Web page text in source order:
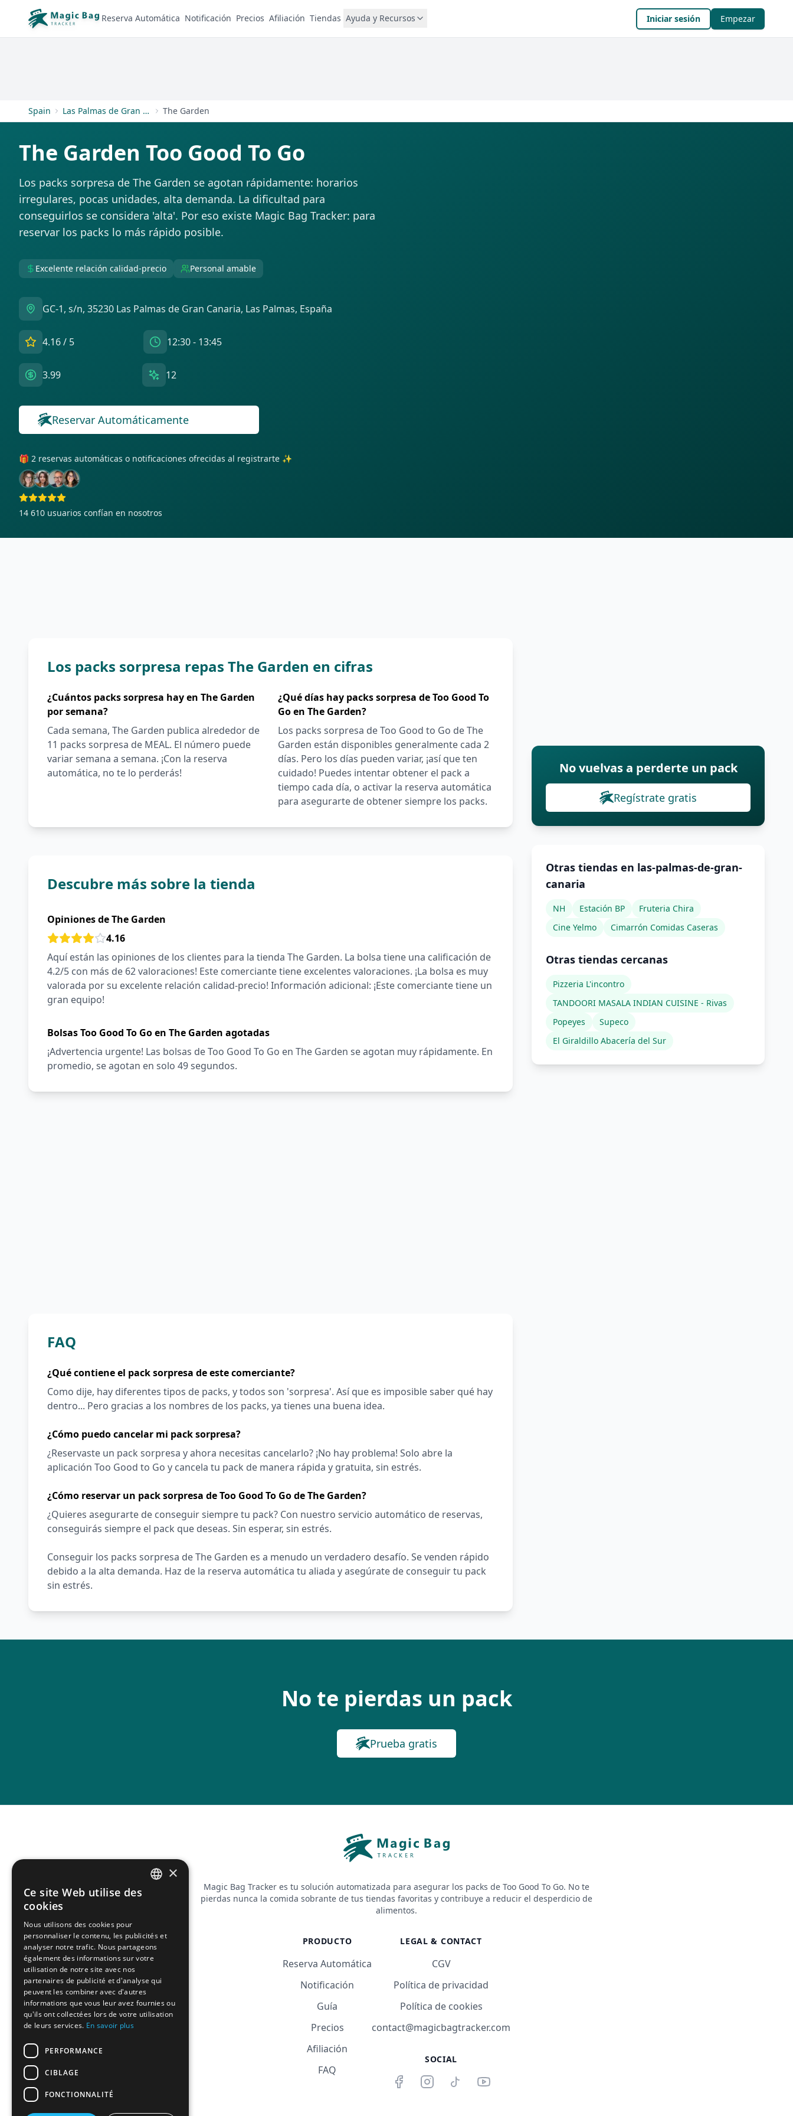
Reserva Automática Notificación Precios Afiliación Tiendas Ayuda y Recursos Iniciar sesión Empezar
Spain Las Palmas de Gran Canaria The Garden
The Garden Too Good To Go
Los packs sorpresa de The Garden se agotan rápidamente: horarios
irregulares, pocas unidades, alta demanda. La dificultad para
conseguirlos se considera 'alta'. Por eso existe Magic Bag Tracker: para
reservar los packs lo más rápido posible.
Excelente relación calidad-precio Personal amable
GC-1, s/n, 35230 Las Palmas de Gran Canaria, Las Palmas, España
4.16/ 5 12:30 - 13:45
3.99 12
Reservar Automáticamente
🎁 2 reservas automáticas o notificaciones ofrecidas al registrarte ✨
14 610 usuarios confían en nosotros
Los packs sorpresa repas The Garden en cifras
¿Cuántos packs sorpresa hay en The Garden
por semana?
Cada semana, The Garden publica alrededor de
11 packs sorpresa de MEAL. El número puede
variar semana a semana. ¡Con la reserva
automática, no te lo perderás!
¿Qué días hay packs sorpresa de Too Good To
Go en The Garden?
Los packs sorpresa de Too Good to Go de The
Garden están disponibles generalmente cada 2
días. Pero los días pueden variar, ¡así que ten
cuidado! Puedes intentar obtener el pack a
tiempo cada día, o activar la reserva automática
para asegurarte de obtener siempre los packs.
Descubre más sobre la tienda
Opiniones de The Garden
4.16
Aquí están las opiniones de los clientes para la tienda The Garden. La bolsa tiene una calificación de
4.2/5 con más de 62 valoraciones! Este comerciante tiene excelentes valoraciones. ¡La bolsa es muy
valorada por su excelente relación calidad-precio! Información adicional: ¡Este comerciante tiene un
gran equipo!
Bolsas Too Good To Go en The Garden agotadas
¡Advertencia urgente! Las bolsas de Too Good To Go en The Garden se agotan muy rápidamente. En
promedio, se agotan en solo 49 segundos.
FAQ
¿Qué contiene el pack sorpresa de este comerciante?
Como dije, hay diferentes tipos de packs, y todos son 'sorpresa'. Así que es imposible saber qué hay
dentro... Pero gracias a los nombres de los packs, ya tienes una buena idea.
¿Cómo puedo cancelar mi pack sorpresa?
¿Reservaste un pack sorpresa y ahora necesitas cancelarlo? ¡No hay problema! Solo abre la
aplicación Too Good to Go y cancela tu pack de manera rápida y gratuita, sin estrés.
¿Cómo reservar un pack sorpresa de Too Good To Go de The Garden?
¿Quieres asegurarte de conseguir siempre tu pack? Con nuestro servicio automático de reservas,
conseguirás siempre el pack que deseas. Sin esperar, sin estrés.
Conseguir los packs sorpresa de The Garden es a menudo un verdadero desafío. Se venden rápido
debido a la alta demanda. Haz de la reserva automática tu aliada y asegúrate de conseguir tu pack
sin estrés.
No vuelvas a perderte un pack
Regístrate gratis
Otras tiendas en las-palmas-de-gran-
canaria
NH Estación BP
Fruteria Chira
Cine Yelmo
Cimarrón Comidas Caseras
Otras tiendas cercanas
Pizzeria L'incontro
TANDOORI MASALA INDIAN CUISINE - Rivas
Popeyes
Supeco
El Giraldillo Abacería del Sur
No te pierdas un pack
Prueba gratis
Magic Bag Tracker es tu solución automatizada para asegurar los packs de Too Good To Go. No te
pierdas nunca la comida sobrante de tus tiendas favoritas y contribuye a reducir el desperdicio de
alimentos.
PRODUCTO
Reserva Automática
Notificación
Guía
Precios
Afiliación
FAQ
LEGAL & CONTACT
CGV
Política de privacidad
Política de cookies
contact@magicbagtracker.com
SOCIAL
×
Ce site Web utilise des
cookies
Nous utilisons des cookies pour
personnaliser le contenu, les publicités et
analyser notre trafic. Nous partageons
également des informations sur votre
utilisation de notre site avec nos
partenaires de publicité et d'analyse qui
peuvent les combiner avec d'autres
informations que vous leur avez fournies ou
qu'ils ont collectées lors de votre utilisation
de leurs services. En savoir plus
PERFORMANCE
CIBLAGE
FONCTIONNALITÉ